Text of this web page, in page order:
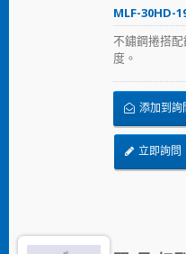
MLF-30HD-
不鏽鋼捲搭
度。
添加到詢
立即詢問